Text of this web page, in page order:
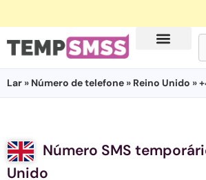
Lar » Número de telefone » Reino Unido »
Número SMS
Unido